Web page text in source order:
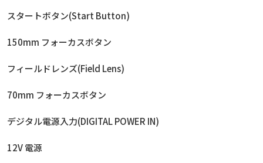
スタートボタン(Start Button)
150mm フォーカスボタン
フィールドレンズ(Field Lens)
70mm フォーカスボタン
デジタル電源入力(DIGITAL POWER IN)
12V 電源